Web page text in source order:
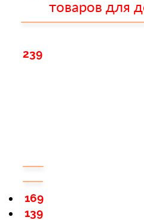
товаров для
239
139
169